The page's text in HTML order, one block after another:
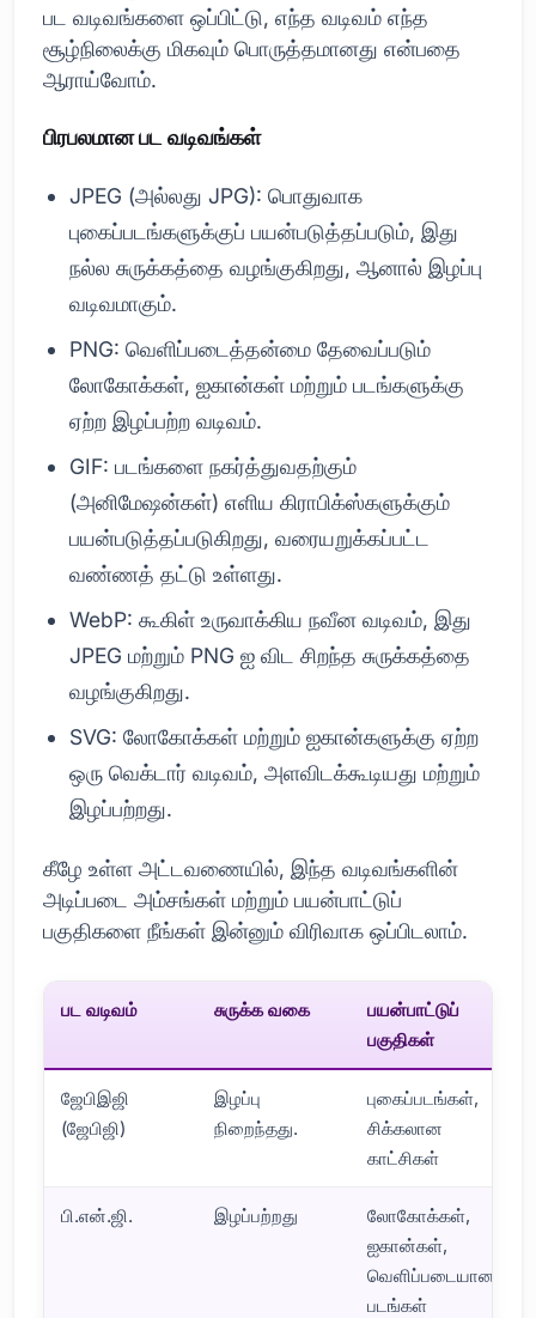
பட வடிவங்களை ஒப்பிட்டு, எந்த வடிவம் எந்த
சூழ்நிலைக்கு மிகவும் பொருத்தமானது என்பதை
ஆராய்வோம்.
பிரபலமான பட வடிவங்கள்
JPEG (அல்லது JPG): பொதுவாக
புகைப்படங்களுக்குப் பயன்படுத்தப்படும், இது
நல்ல சுருக்கத்தை வழங்குகிறது, ஆனால் இழப்பு
வடிவமாகும்.
PNG: வெளிப்படைத்தன்மை தேவைப்படும்
லோகோக்கள், ஐகான்கள் மற்றும் படங்களுக்கு
ஏற்ற இழப்பற்ற வடிவம்.
GIF: படங்களை நகர்த்துவதற்கும்
(அனிமேஷன்கள்) எளிய கிராபிக்ஸ்களுக்கும்
பயன்படுத்தப்படுகிறது, வரையறுக்கப்பட்ட
வண்ணத் தட்டு உள்ளது.
WebP: கூகிள் உருவாக்கிய நவீன வடிவம், இது
JPEG மற்றும் PNG ஐ விட சிறந்த சுருக்கத்தை
வழங்குகிறது.
SVG: லோகோக்கள் மற்றும் ஐகான்களுக்கு ஏற்ற
ஒரு வெக்டார் வடிவம், அளவிடக்கூடியது மற்றும்
இழப்பற்றது.
கீழே உள்ள அட்டவணையில், இந்த வடிவங்களின்
அடிப்படை அம்சங்கள் மற்றும் பயன்பாட்டுப்
பகுதிகளை நீங்கள் இன்னும் விரிவாக ஒப்பிடலாம்.
பட வடிவம் சுருக்க வகை
பயன்பாட்டுப்
பகுதிகள்
ஜேபிஇஜி
(ஜேபிஜி)
இழப்பு
நிறைந்தது.
புகைப்படங்கள்,
சிக்கலான
காட்சிகள்
பி.என்.ஜி. இழப்பற்றது
லோகோக்கள்,
ஐகான்கள்,
வெளிப்படையான
படங்கள்